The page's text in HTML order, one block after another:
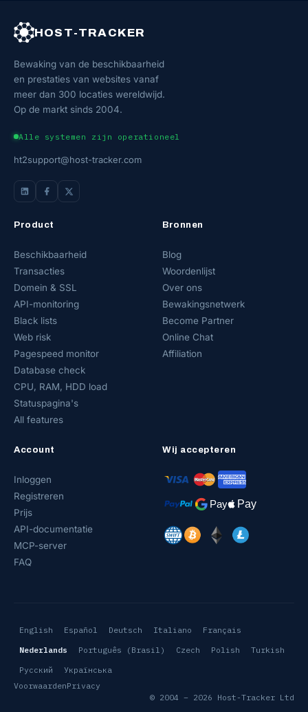
HOST-TRACKER
Bewaking van de beschikbaarheid
en prestaties van websites vanaf
meer dan 300 locaties wereldwijd.
Op de markt sinds 2004.
Alle systemen zijn operationeel
ht2support@host-tracker.com
Product
Beschikbaarheid
Transacties
Domein & SSL
API-monitoring
Black lists
Web risk
Pagespeed monitor
Database check
CPU, RAM, HDD load
Statuspagina's
All features
Bronnen
Blog
Woordenlijst
Over ons
Bewakingsnetwerk
Become Partner
Online Chat
Affiliation
Account
Inloggen
Registreren
Prijs
API-documentatie
MCP-server
FAQ
Wij accepteren
English Español Deutsch Italiano
Français
Nederlands
Português (Brasil) Czech Polish
Turkish
Русский
Українська
VoorwaardenPrivacy
© 2004 – 2026 Host-Tracker Ltd